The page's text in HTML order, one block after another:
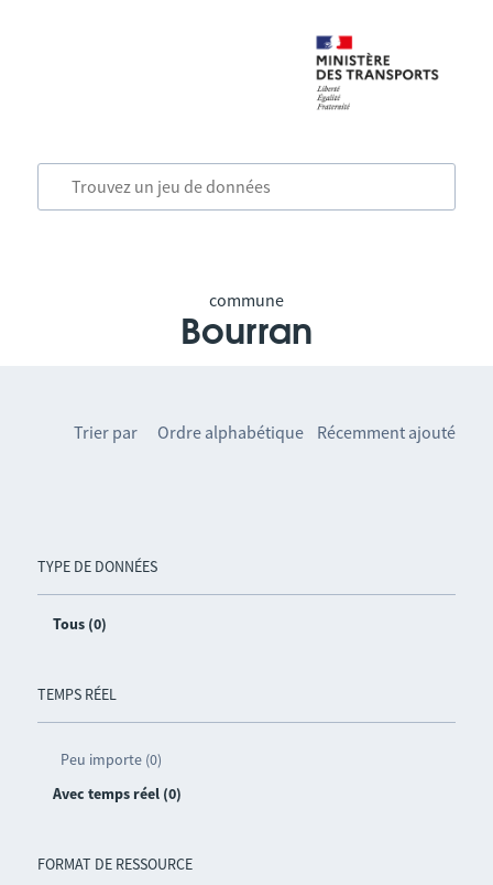
commune
Bourran
TYPE DE DONNÉES
Tous (0)
TEMPS RÉEL
Peu importe (0)
Avec temps réel (0)
FORMAT DE RESSOURCE
Trier par Ordre alphabétique Récemment ajouté